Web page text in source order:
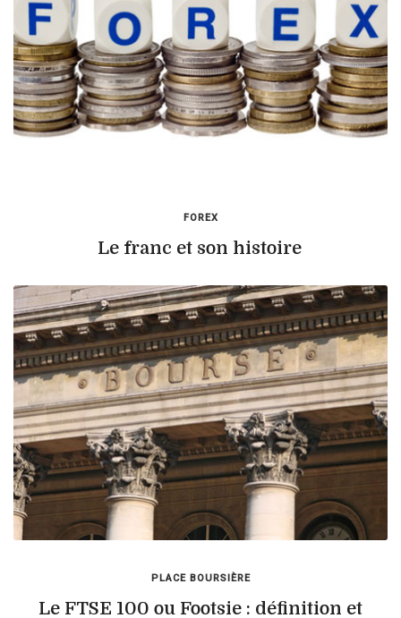
FOREX
Le franc et son histoire
PLACE BOURSIÈRE
Le FTSE 100 ou Footsie : définition et